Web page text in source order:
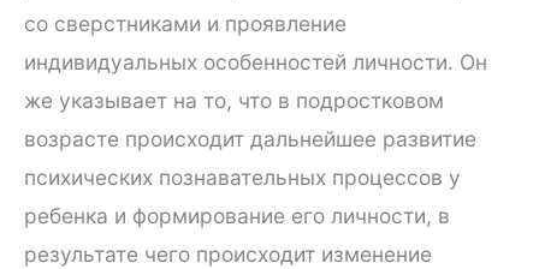
со сверстниками и проявление
индивидуальных особенностей личности. Он
же указывает на то, что в подростковом
возрасте происходит дальнейшее развитие
психических познавательных процессов у
ребенка и формирование его личности, в
результате чего происходит изменение